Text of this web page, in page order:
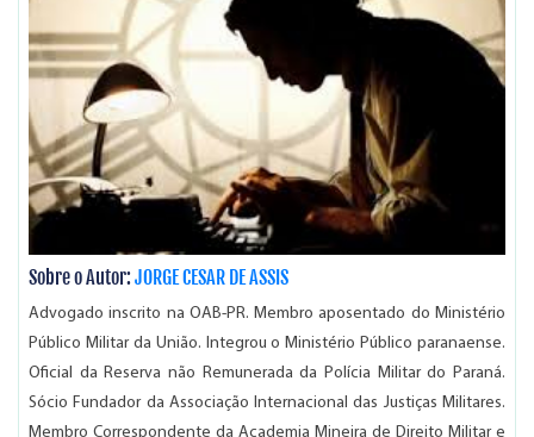
Sobre o Autor:JORGE CESAR DE ASSIS
Advogado inscrito na OAB-PR. Membro aposentado do Ministério
Público Militar da União. Integrou o Ministério Público paranaense.
Oficial da Reserva não Remunerada da Polícia Militar do Paraná.
Sócio Fundador da Associação Internacional das Justiças Militares.
Membro Correspondente da Academia Mineira de Direito Militar e